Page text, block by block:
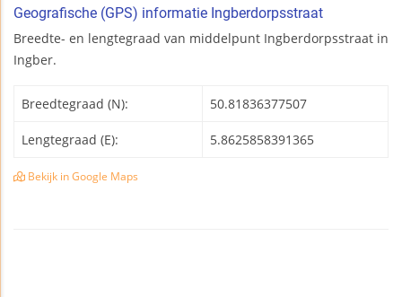
Geografische (GPS) informatie Ingberdorpsstraat
Breedte- en lengtegraad van middelpunt Ingberdorpsstraat in
Ingber.
Breedtegraad (N): 50.81836377507
Lengtegraad (E): 5.8625858391365
Bekijk in Google Maps